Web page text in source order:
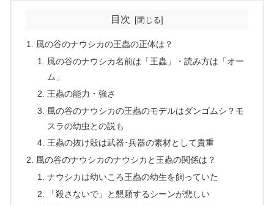
目次
風の谷のナウシカの王蟲の正体は？
風の谷のナウシカ名前は「王蟲」・読み方は「オー
ム」
王蟲の能力・強さ
風の谷のナウシカの王蟲のモデルはダンゴムシ？モ
スラの幼虫との説も
王蟲の抜け殻は武器･兵器の素材として貴重
風の谷のナウシカのナウシカと王蟲の関係は？
ナウシカは幼いころ王蟲の幼生を飼っていた
「殺さないで」と懇願するシーンが悲しい